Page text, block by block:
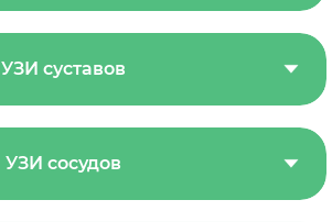
УЗИ суставов
УЗИ сосудов